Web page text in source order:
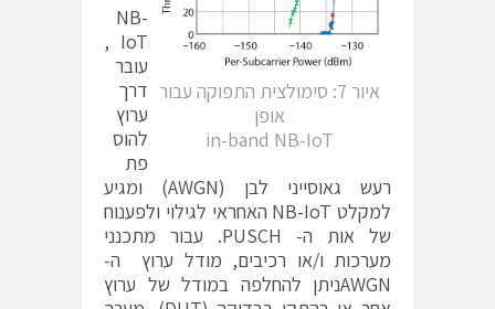
איור 7: סימולצית התפוקה עבור
אופן
in-band NB-IoT
NB-
IoT ,
עובר
דרך
ערוץ
להוס
פת
רעש גאוסייני לבן (AWGN) ומגיע
למקלט NB-IoT האחראי לגילוי ולפענוח
של אות ה- PUSCH. עבור מתכנני
מערכות ו/או רכיבים, מודל ערוץ ה-
AWGNניתן להחלפה במודל של ערוץ